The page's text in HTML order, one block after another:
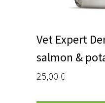
Vet Expert
salmon &
25,00 €